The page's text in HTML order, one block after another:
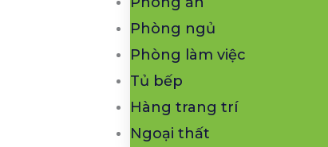
Phòng ngủ
Phòng làm việc
Tủ bếp
Hàng trang trí
Ngoại thất